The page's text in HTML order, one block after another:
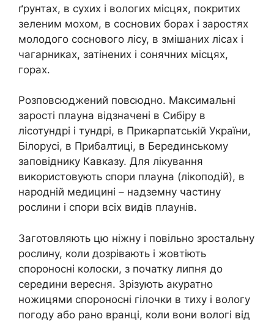
ґрунтах, в сухих і вологих місцях, покритих
зеленим мохом, в соснових борах і заростях
молодого соснового лісу, в змішаних лісах і
чагарниках, затінених і сонячних місцях,
горах.
Розповсюджений повсюдно. Максимальні
зарості плауна відзначені в Сибіру в
лісотундрі і тундрі, в Прикарпатській України,
Білорусі, в Прибалтиці, в Берединському
заповіднику Кавказу. Для лікування
використовують спори плауна (лікоподій), в
народній медицині – надземну частину
рослини і спори всіх видів плаунів.
Заготовляють цю ніжну і повільно зростальну
рослину, коли дозрівають і жовтіють
спороносні колоски, з початку липня до
середини вересня. Зрізують акуратно
ножицями спороносні гілочки в тиху і вологу
погоду або рано вранці, коли вони вологі від